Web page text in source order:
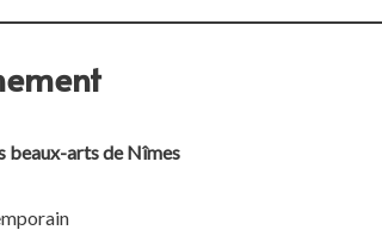
beaux-arts de Nîmes